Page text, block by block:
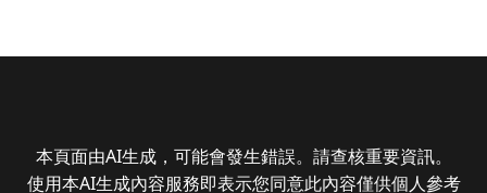
本頁面由AI生成，可能會發生錯誤。請查核重要資訊。
使用本AI生成內容服務即表示您同意此內容僅供個人參考